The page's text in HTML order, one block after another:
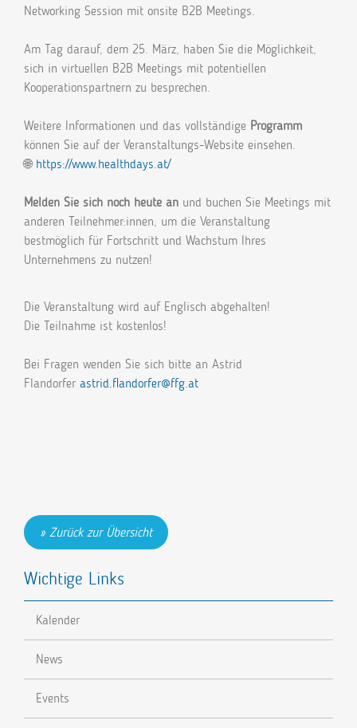
Networking Session mit onsite B2B Meetings.
Am Tag darauf, dem 25. März, haben Sie die Möglichkeit,
sich in virtuellen B2B Meetings mit potentiellen
Kooperationspartnern zu besprechen.
Weitere Informationen und das vollständige Programm
können Sie auf der Veranstaltungs-Website einsehen.
🌐 https://www.healthdays.at/
Melden Sie sich noch heute an und buchen Sie Meetings mit
anderen Teilnehmer:innen, um die Veranstaltung
bestmöglich für Fortschritt und Wachstum Ihres
Unternehmens zu nutzen!
Die Veranstaltung wird auf Englisch abgehalten!
Die Teilnahme ist kostenlos!
Bei Fragen wenden Sie sich bitte an Astrid
Flandorfer astrid.flandorfer@ffg.at
Zurück zur Übersicht
Wichtige Links
Kalender
News
Events